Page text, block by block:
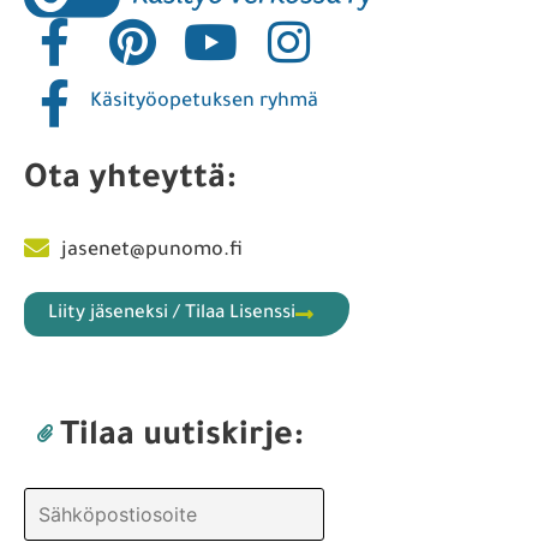
Käsityöopetuksen ryhmä
Ota yhteyttä:
jasenet@punomo.fi
Liity jäseneksi / Tilaa Lisenssi
Tilaa uutiskirje: